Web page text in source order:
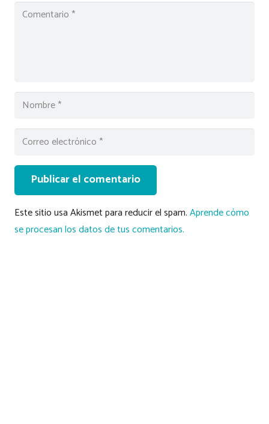
Publicar el comentario
Este sitio usa Akismet para reducir el spam.Aprende cómo
se procesan los datos de tus comentarios.